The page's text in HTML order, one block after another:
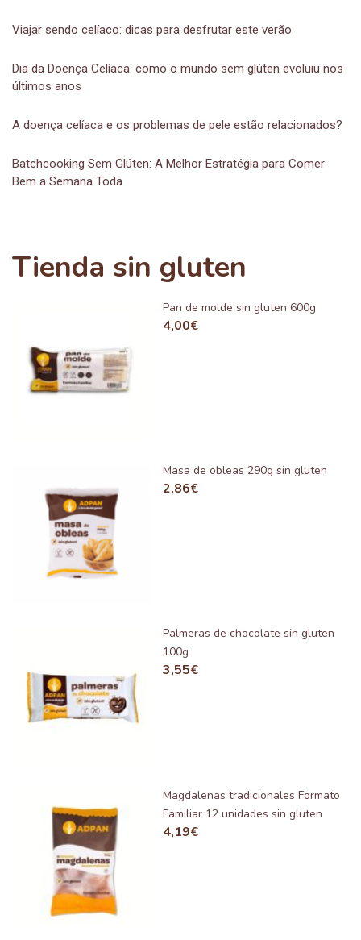
Viajar sendo celíaco: dicas para desfrutar este verão
Dia da Doença Celíaca: como o mundo sem glúten evoluiu nos
últimos anos
A doença celíaca e os problemas de pele estão relacionados?
Batchcooking Sem Glúten: A Melhor Estratégia para Comer
Bem a Semana Toda
Tienda sin gluten
Pan de molde sin gluten 600g
4,00€
Masa de obleas 290g sin gluten
2,86€
Palmeras de chocolate sin gluten
100g
3,55€
Magdalenas tradicionales Formato
Familiar 12 unidades sin gluten
4,19€